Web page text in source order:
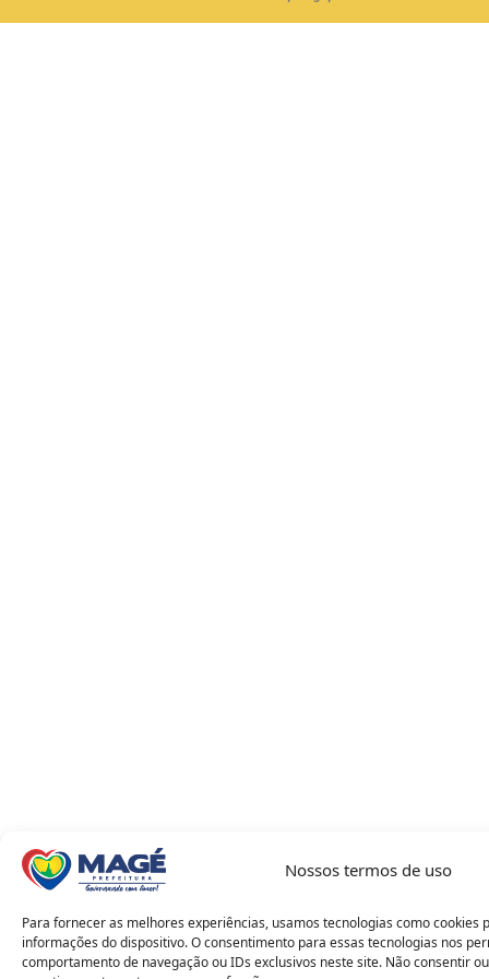
Nossos termos de uso
Para fornecer as melhores experiências, usamos tecnologias como cookies
informações do dispositivo. O consentimento para essas tecnologias nos
comportamento de navegação ou IDs exclusivos neste site. Não consentir